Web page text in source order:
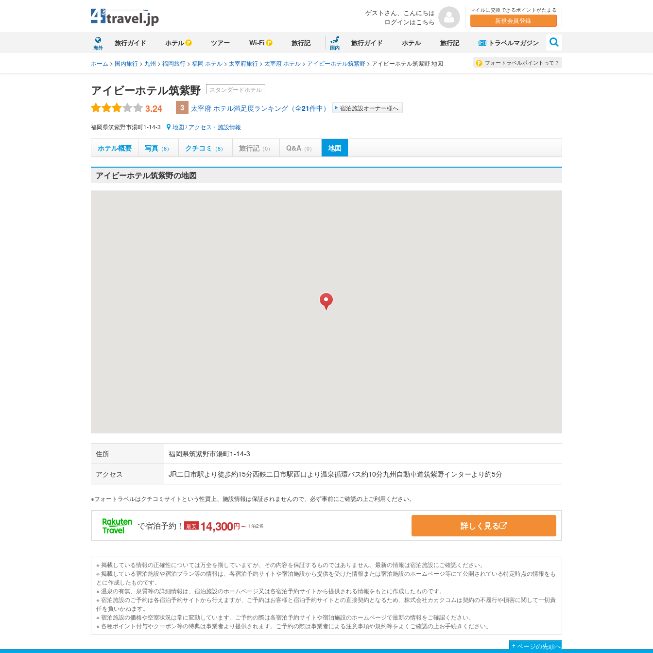
ゲストさん、こんにちは
ログインはこちら
マイルに交換できるポイントがたまる
新規会員登録
海外
旅行ガイド ホテル ツアー Wi-Fi 旅行記
国内
旅行ガイド ホテル 旅行記 トラベルマガジン
フォートラベルポイントって？
ホーム > 国内旅行 > 九州 > 福岡旅行 > 福岡 ホテル > 太宰府旅行 > 太宰府 ホテル > アイビーホテル筑紫野 > アイビーホテル筑紫野 地図
アイビーホテル筑紫野 スタンダードホテル
3.24 3 太宰府 ホテル満足度ランキング（全21件中） 宿泊施設オーナー様へ
福岡県筑紫野市湯町1-14-3 地図 /アクセス・施設情報
ホテル概要 写真 （6） クチコミ （8） 旅行記（0） Q&A （0） 地図
アイビーホテル筑紫野の地図
住所 福岡県筑紫野市湯町1-14-3
アクセス JR二日市駅より徒歩約15分西鉄二日市駅西口より温泉循環バス約10分九州自動車道筑紫野インターより約5分
※フォートラベルはクチコミサイトという性質上、施設情報は保証されませんので、必ず事前にご確認の上ご利用ください。
で宿泊予約！ 最安 14,300円～ 1泊2名 詳しく見る
※ 掲載している情報の正確性については万全を期していますが、その内容を保証するものではありません。最新の情報は宿泊施設にご確認ください。
※ 掲載している宿泊施設や宿泊プラン等の情報は、各宿泊予約サイトや宿泊施設から提供を受けた情報または宿泊施設のホームページ等にて公開されている特定時点の情報をも
とに作成したものです。
※ 温泉の有無、泉質等の詳細情報は、宿泊施設のホームページ又は各宿泊予約サイトから提供される情報をもとに作成したものです。
※ 宿泊施設のご予約は各宿泊予約サイトから行えますが、ご予約はお客様と宿泊予約サイトとの直接契約となるため、株式会社カカクコムは契約の不履行や損害に関して一切責
任を負いかねます。
※ 宿泊施設の価格や空室状況は常に変動しています。ご予約の際は各宿泊予約サイトや宿泊施設のホームページで最新の情報をご確認ください。
※ 各種ポイント付与やクーポン等の特典は事業者より提供されます。ご予約の際は事業者による注意事項や規約等をよくご確認の上お手続きください。
ページの先頭へ